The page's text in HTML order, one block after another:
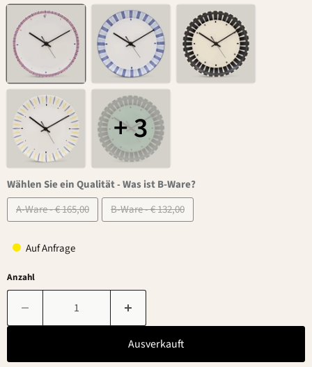
+ 3
Wählen Sie ein Qualität-Was ist B-Ware?
A-Ware - € 165,00
B-Ware - € 132,00
Auf Anfrage
Anzahl
Ausverkauft